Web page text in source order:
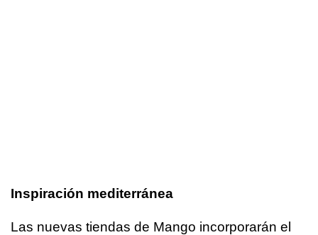
Inspiración mediterránea
Las nuevas tiendas de Mango incorporarán el